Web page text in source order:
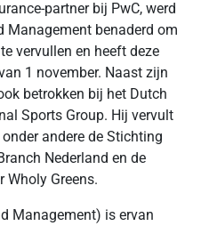
partner bij PwC, werd
Management benaderd om
vervullen en heeft deze
1 november. Naast zijn
betrokken bij het Dutch
Sports Group. Hij vervult
andere de Stichting
Nederland en de
Greens.
Management) is ervan